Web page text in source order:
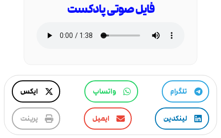
فایل صوتی پادکست
تلگرام واتساپ ایکس
لینکدین ایمیل پرینت